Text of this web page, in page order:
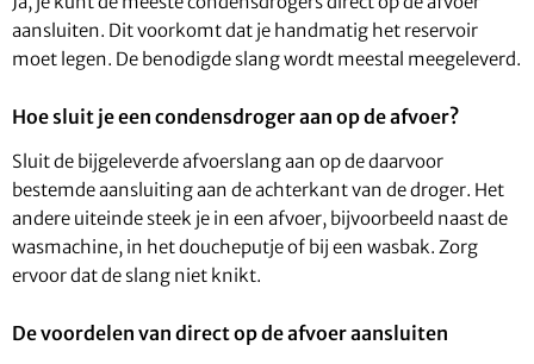
aansluiten. Dit voorkomt dat je handmatig het reservoir
moet legen. De benodigde slang wordt meestal meegeleverd.
Hoe sluit je een condensdroger aan op de afvoer?
Sluit de bijgeleverde afvoerslang aan op de daarvoor
bestemde aansluiting aan de achterkant van de droger. Het
andere uiteinde steek je in een afvoer, bijvoorbeeld naast de
wasmachine, in het doucheputje of bij een wasbak. Zorg
ervoor dat de slang niet knikt.
De voordelen van direct op de afvoer aansluiten